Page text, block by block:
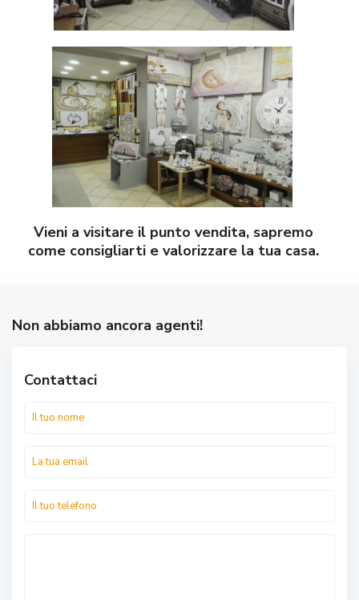
Vieni a visitare il punto vendita, sapremo
come consigliarti e valorizzare la tua casa.
Non abbiamo ancora agenti!
Contattaci